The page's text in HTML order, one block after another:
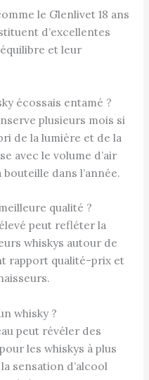
le Glenlivet 18 ans
d’excellentes
et leur
écossais entamé ?
plusieurs mois si
de la lumière et de la
avec le volume d’air
dans l’année.
qualité ?
peut refléter la
whiskys autour de
rapport qualité-prix et
whisky ?
peut révéler des
les whiskys à plus
sensation d’alcool